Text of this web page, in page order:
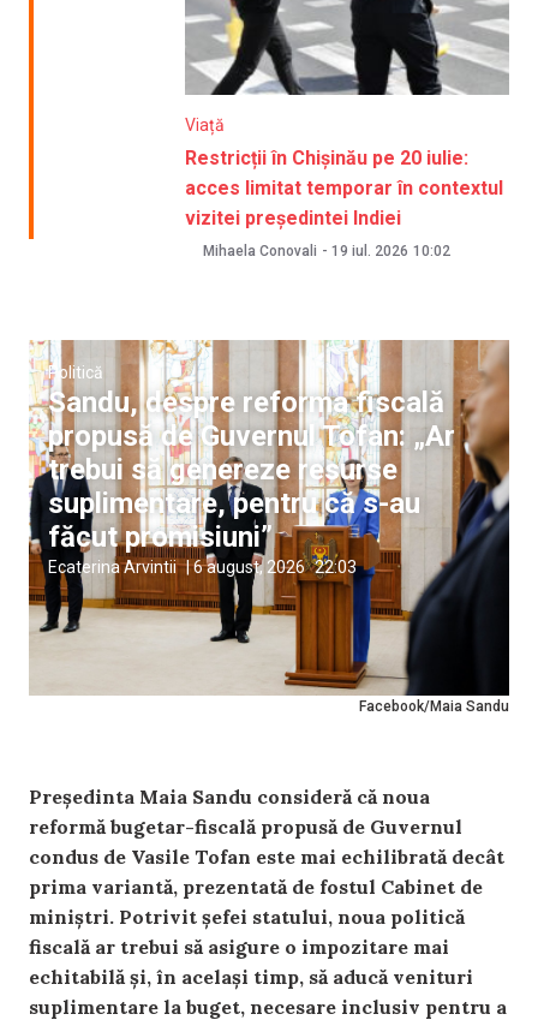
Viață
Restricții în Chișinău pe 20 iulie:
acces limitat temporar în contextul
vizitei președintei Indiei
Mihaela Conovali - 19 iul. 2026 10:02
Facebook/Maia Sandu
Politică
Sandu, despre reforma fiscală
propusă de Guvernul Tofan: „Ar
trebui să genereze resurse
suplimentare, pentru că s-au
făcut promisiuni”
Ecaterina Arvintii |6 august, 2026 22:03
Președinta Maia Sandu consideră că noua
reformă bugetar-fiscală propusă de Guvernul
condus de Vasile Tofan este mai echilibrată decât
prima variantă, prezentată de fostul Cabinet de
miniștri. Potrivit șefei statului, noua politică
fiscală ar trebui să asigure o impozitare mai
echitabilă și, în același timp, să aducă venituri
suplimentare la buget, necesare inclusiv pentru a